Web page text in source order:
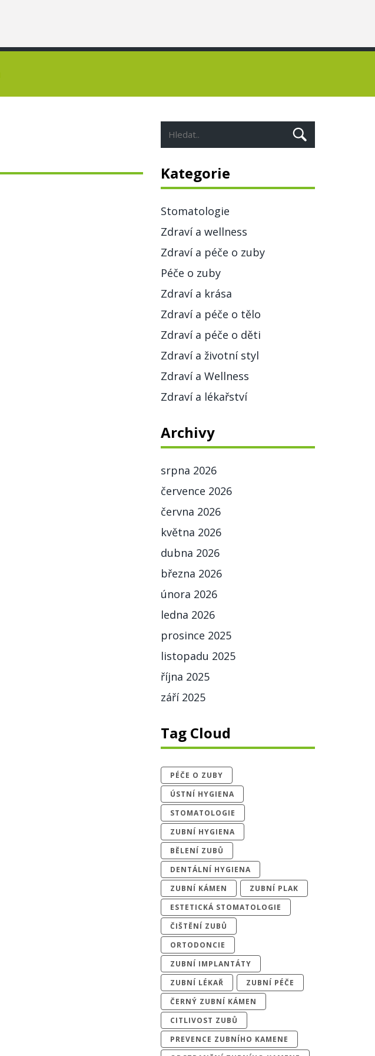
Kategorie
Stomatologie
Zdraví a wellness
Zdraví a péče o zuby
Péče o zuby
Zdraví a krása
Zdraví a péče o tělo
Zdraví a péče o děti
Zdraví a životní styl
Zdraví a Wellness
Zdraví a lékařství
Archivy
srpna 2026
července 2026
června 2026
května 2026
dubna 2026
března 2026
února 2026
ledna 2026
prosince 2025
listopadu 2025
října 2025
září 2025
Tag Cloud
PÉČE O ZUBY
ÚSTNÍ HYGIENA
STOMATOLOGIE
ZUBNÍ HYGIENA
BĚLENÍ ZUBŮ
DENTÁLNÍ HYGIENA
ZUBNÍ KÁMEN
ZUBNÍ PLAK
ESTETICKÁ STOMATOLOGIE
ČIŠTĚNÍ ZUBŮ
ORTODONCIE
ZUBNÍ IMPLANTÁTY
ZUBNÍ LÉKAŘ
ZUBNÍ PÉČE
ČERNÝ ZUBNÍ KÁMEN
CITLIVOST ZUBŮ
PREVENCE ZUBNÍHO KAMENE